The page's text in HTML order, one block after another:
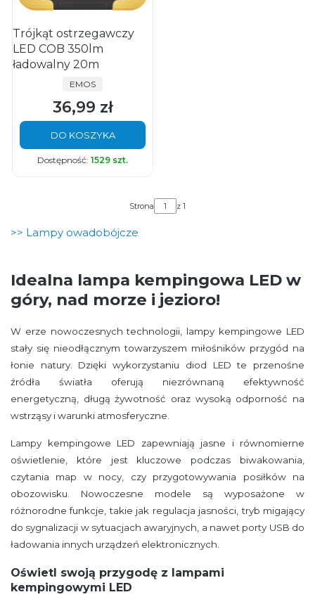
Trójkąt ostrzegawczy
LED COB 350lm
ładowalny 20m
PRODUCENT
EMOS
Cena
36,99 zł
DO KOSZYKA
Dostępność: 1529 szt.
Strona z 1
>> Lampy owadobójcze
Idealna lampa kempingowa LED w
góry, nad morze i jezioro!
W erze nowoczesnych technologii, lampy kempingowe LED
stały się nieodłącznym towarzyszem miłośników przygód na
łonie natury. Dzięki wykorzystaniu diod LED te przenośne
źródła światła oferują niezrównaną efektywność
energetyczną, długą żywotność oraz wysoką odporność na
wstrząsy i warunki atmosferyczne.
Lampy kempingowe LED zapewniają jasne i równomierne
oświetlenie, które jest kluczowe podczas biwakowania,
czytania map w nocy, czy przygotowywania posiłków na
obozowisku. Nowoczesne modele są wyposażone w
różnorodne funkcje, takie jak regulacja jasności, tryb migający
do sygnalizacji w sytuacjach awaryjnych, a nawet porty USB do
ładowania innych urządzeń elektronicznych.
Oświetl swoją przygodę z lampami
kempingowymi LED